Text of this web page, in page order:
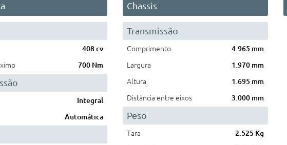
408 cv
700 Nm
Integral
Automática
Chassis
Transmissão
Comprimento
4.965 mm
Largura
1.970 mm
Altura
1.695 mm
Distância entre eixos
3.000 mm
Peso
Tara
2.525 Kg